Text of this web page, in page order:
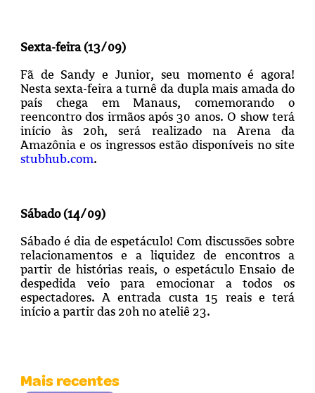
Sexta-feira (13/09)
Fã de Sandy e Junior, seu momento é agora!
Nesta sexta-feira a turnê da dupla mais amada do
país chega em Manaus, comemorando o
reencontro dos irmãos após 30 anos. O show terá
início às 20h, será realizado na Arena da
Amazônia e os ingressos estão disponíveis no site
stubhub.com.
Sábado (14/09)
Sábado é dia de espetáculo! Com discussões sobre
relacionamentos e a liquidez de encontros a
partir de histórias reais, o espetáculo Ensaio de
despedida veio para emocionar a todos os
espectadores. A entrada custa 15 reais e terá
início a partir das 20h no ateliê 23.
Mais recentes